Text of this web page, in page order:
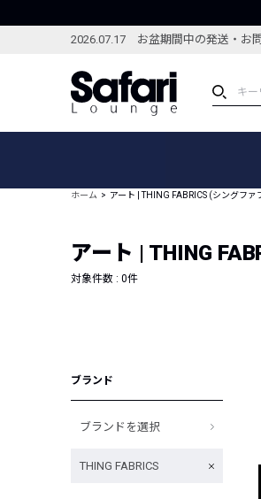
2026.07.17 お盆期間中の発送・お
ブランドから探す
新着アイテム
編集部のおすすめアイテム
ホーム アート | THING FABRICS (シングファ
アート | THING
対象件数 : 0件
ブランド
ブランドを選択
THING FABRICS